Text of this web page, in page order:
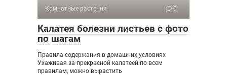
Комнатные растения 0
Калатея болезни листьев с фото
по шагам
Правила содержания в домашних условиях
Ухаживая за прекрасной калатеей по всем
правилам, можно вырастить